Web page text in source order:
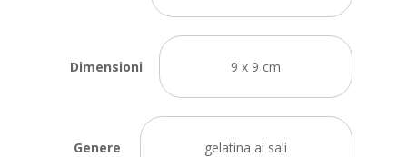
Dimensioni 9 x 9 cm
Genere
gelatina ai sali